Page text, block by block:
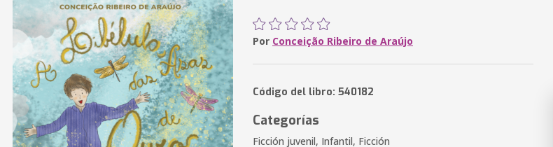
Por Conceição Ribeiro de Araújo
Código del libro: 540182
Categorías
Ficción juvenil, Infantil, Ficción